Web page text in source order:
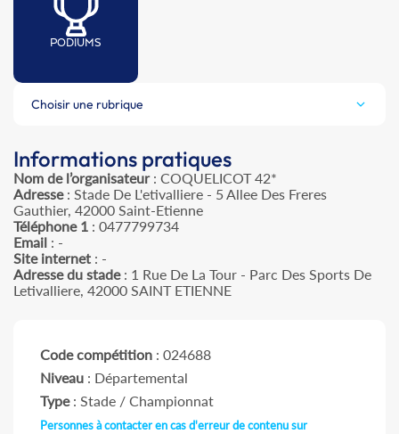
PODIUMS
Choisir une rubrique
Informations pratiques
Nom de l’organisateur: COQUELICOT 42*
Adresse: Stade De L'etivalliere - 5 Allee Des Freres
Gauthier, 42000 Saint-Etienne
Téléphone 1 : 0477799734
Email : -
Site internet : -
Adresse du stade: 1 Rue De La Tour - Parc Des Sports De
Letivalliere, 42000 SAINT ETIENNE
Code compétition : 024688
Niveau : Départemental
Type: Stade / Championnat
Personnes à contacter en cas d'erreur de contenu sur